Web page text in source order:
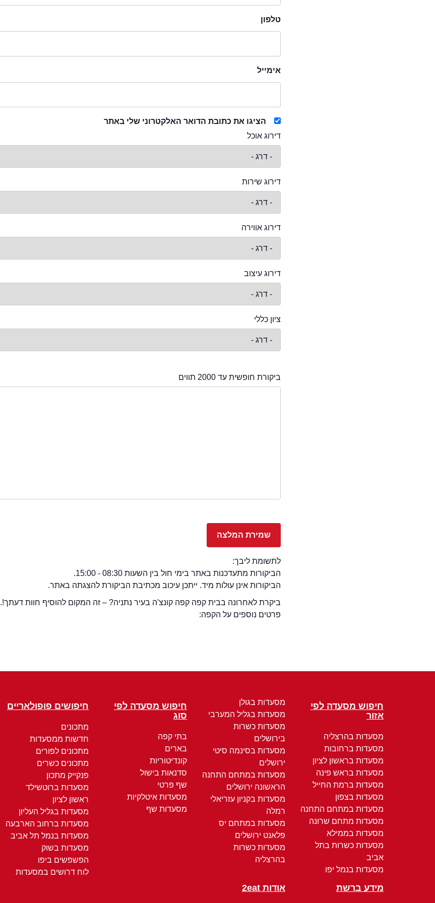
טלפון
אימייל
הציגו את כתובת הדואר האלקטרוני שלי באתר
דירוג אוכל
דירוג שירות
דירוג אווירה
דירוג עיצוב
ציון כללי
ביקורת חופשית עד 2000 תווים
לתשומת ליבך:
הביקורות מתעדכנות באתר בימי חול בין השעות 08:30 - 15:00.
הביקורות אינן עולות מיד. ייתכן עיכוב מכתיבת הביקורת להצגתה באתר.
ביקרת לאחרונה בבית קפה קפה קונצ'ה בעיר נתניה? – זה המקום להוסיף חוות דעתך!.
פרטים נוספים על הקפה:
חיפוש מסעדה לפי
אזור
מסעדות בהרצליה
מסעדות ברחובות
מסעדות בראשון לציון
מסעדות בראש פינה
מסעדות ברמת החייל
מסעדות בצפון
מסעדות במתחם התחנה
מסעדות מתחם שרונה
מסעדות בממילא
מסעדות כשרות בתל
אביב
מסעדות בנמל יפו
מסעדות בגולן
מסעדות בגליל המערבי
מסעדות כשרות
בירושלים
מסעדות בסינמה סיטי
ירושלים
מסעדות במתחם התחנה
הראשונה ירושלים
מסעדות בקניון עזריאלי
רמלה
מסעדות במתחם יס
פלאנט ירושלים
מסעדות כשרות
בהרצליה
חיפוש מסעדה לפי
סוג
בתי קפה
בארים
קונדיטוריות
סדנאות בישול
שף פרטי
מסעדות איטלקיות
מסעדות שף
חיפושים פופולאריים
מתכונים
חדשות ממסעדות
מתכונים לפורים
מתכונים כשרים
פנקייק מתכון
מסעדות ברוטשילד
ראשון לציון
מסעדות בגליל העליון
מסעדות ברחוב הארבעה
מסעדות בנמל תל אביב
מסעדות בשוק
הפשפשים ביפו
לוח דרושים במסעדות
מידע ברשת אודות 2eat